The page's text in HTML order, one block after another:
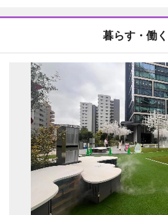
暮らす・働く